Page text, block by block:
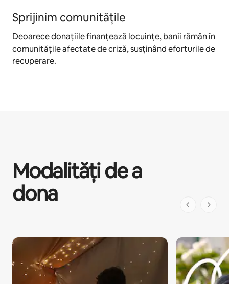
Sprijinim comunitățile
Deoarece donațiile finanțează locuințe, banii rămân în
comunitățile afectate de criză, susținând eforturile de
recuperare.
Modalități de a
dona
Pagina 1